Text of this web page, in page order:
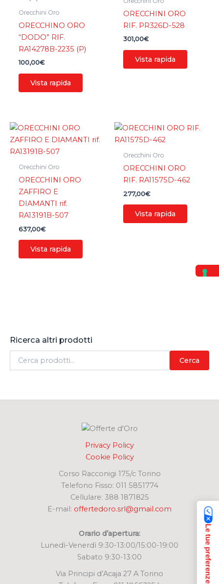
Ricerca altri prodotti
Cerca
Orecchini Oro
ORECCHINO ORO
“DODO” RIF.
RA14278B-2235 (P)
100,00€
Vista rapida
ORECCHINI ORO
RIF. PR326D-528
301,00€
Vista rapida
Orecchini Oro
ORECCHINI ORO
ZAFFIRO E
DIAMANTI rif.
RA13191B-507
637,00€
Vista rapida
Orecchini Oro
ORECCHINI ORO
RIF. RA11575D-462
277,00€
Vista rapida
Privacy Policy
Cookie Policy
Corso Racconigi 175/c Torino
Telefono Fisso: 011 5851774
Cellulare: 388 1871825
E-mail: offertedoro.srl@gmail.com
Orario d’apertura:
Lunedì-Venerdì 9:30-13:00/15:00-19:00
Sabato 9:30-13:00
Via Principi d’Acaja 27 A Torino